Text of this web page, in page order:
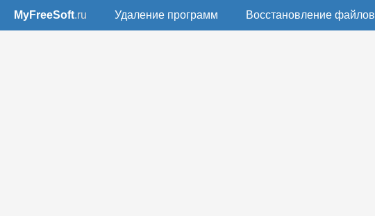
MyFreeSoft.ru Удаление программ Восстановление файлов